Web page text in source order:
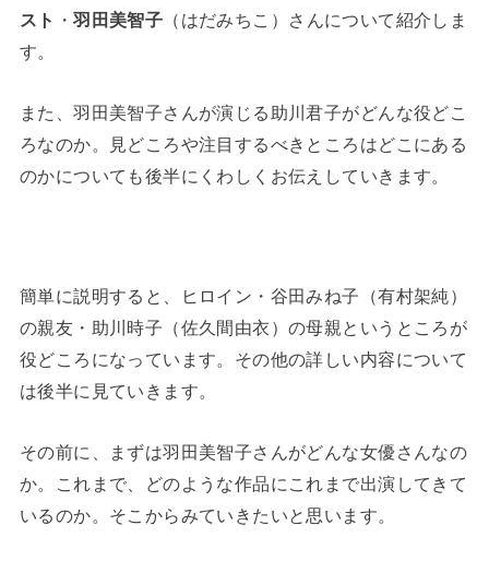
スト
・羽田美智子 （はだみちこ）さんについて紹介しま
す。
また、羽田美智子さんが演じる助川君子がどんな役どこ
ろなのか。見どころや注目するべきところはどこにある
のかについても後半にくわしくお伝えしていきます。
簡単に説明すると、ヒロイン・谷田みね子（有村架純）
の親友・助川時子（佐久間由衣）の母親というところが
役どころになっています。その他の詳しい内容について
は後半に見ていきます。
その前に、まずは羽田美智子さんがどんな女優さんなの
か。これまで、どのような作品にこれまで出演してきて
いるのか。そこからみていきたいと思います。